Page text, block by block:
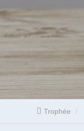
Trophée